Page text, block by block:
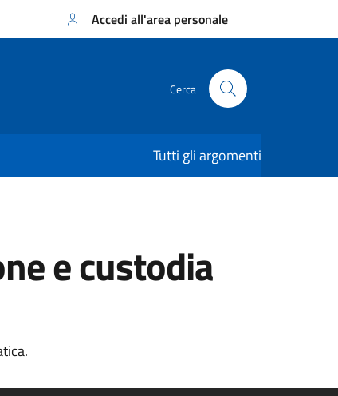
Accedi all'area personale
Cerca
Tutti gli argomenti
e custodia